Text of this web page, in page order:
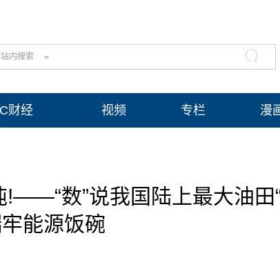
站内搜索
C财经 视频 专栏 漫
数”说我国陆上最大油田
牢能源饭碗